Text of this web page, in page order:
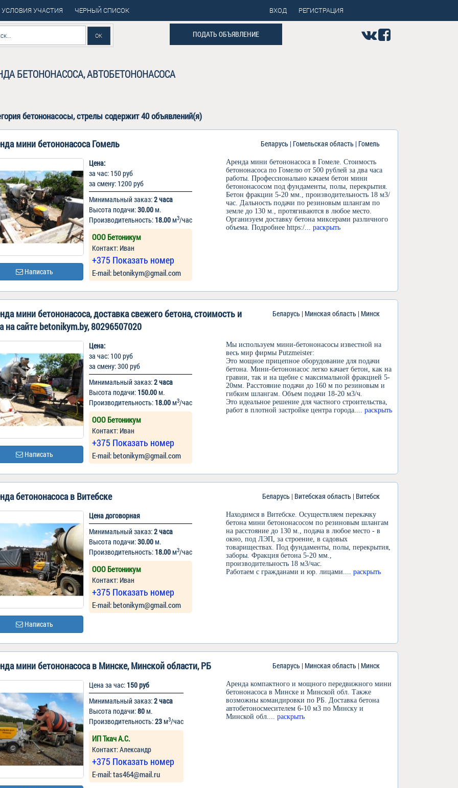
УСЛОВИЯ УЧАСТИЯ ЧЕРНЫЙ СПИСОК ВХОД РЕГИСТРАЦИЯ
ПОДАТЬ ОБЪЯВЛЕНИЕ
БЕТОНОНАСОСА, АВТОБЕТОНОНАСОСА
бетононасосы, стрелысодержит 40 объявлений(я)
мини бетононасоса Гомель Беларусь | Гомельская область | Гомель
Написать
Цена:
за час: 150 руб
за смену: 1200 руб
Минимальный заказ:2 часа
Высота подачи:30.00м.
Производительность: 18.00м3/час
ООО Бетоникум
Контакт: Иван
+375 Показать номер
Е-mail: betonikym@gmail.com
Аренда мини бетононасоса в Гомеле. Стоимость
бетононасоса по Гомелю от 500 рублей за два часа
работы. Профессионально качаем бетон мини
бетононасосом под фундаменты, полы, перекрытия.
Бетон фракции 5-20 мм., производительность 18 м3/
час. Дальность подачи по резиновым шлангам по
земле до 130 м., протягиваются в любое место.
Организуем доставку бетона миксерами различного
объема. Подробнее https:/... раскрыть
мини бетононасоса, доставка свежего бетона, стоимость и
на сайте betonikym.by, 80296507020
Беларусь | Минская область | Минск
Написать
Цена:
за час: 100 руб
за смену: 300 руб
Минимальный заказ:2 часа
Высота подачи: 150.00м.
Производительность: 18.00м3/час
ООО Бетоникум
Контакт: Иван
+375 Показать номер
Е-mail: betonikym@gmail.com
Мы используем мини-бетононасосы известной на
весь мир фирмы Putzmeister:
Это мощное прицепное оборудование для подачи
бетона. Мини-бетононасос легко качает бетон, как на
гравии, так и на щебне с максимальной фракцией 5-
20мм. Расстояние подачи до 160 м по резиновым и
гибким шлангам. Объем подачи 18-20 м3/ч.
Это идеальное решение для частного строительства,
работ в плотной застройке центра города.... раскрыть
бетононасоса в Витебске Беларусь | Витебская область | Витебск
Написать
Цена договорная
Минимальный заказ:2 часа
Высота подачи:30.00м.
Производительность: 18.00м3/час
ООО Бетоникум
Контакт: Иван
+375 Показать номер
Е-mail: betonikym@gmail.com
Находимся в Витебске. Осуществляем перекачку
бетона мини бетононасосом по резиновым шлангам
на расстояние до 130 м., подача в любое место - в
окно, под ЛЭП, за строение, в садовых
товариществах. Под фундаменты, полы, перекрытия,
заборы. Фракция бетона 5-20 мм.,
производительность 18 м3/час.
Работаем с гражданами и юр. лицами.... раскрыть
мини бетононасоса в Минске, Минской области, РБ Беларусь | Минская область | Минск
Цена за час: 150 руб
Минимальный заказ:2 часа
Высота подачи:80м.
Производительность:23м3/час
ИП Ткач А.С.
Контакт: Александр
+375 Показать номер
Е-mail: tas464@mail.ru
Аренда компактного и мощного передвижного мини
бетононасоса в Минске и Минской обл. Также
возможны командировки по РБ. Доставка бетона
автобетоносмесителем 6-10 м3 по Минску и
Минской обл.... раскрыть